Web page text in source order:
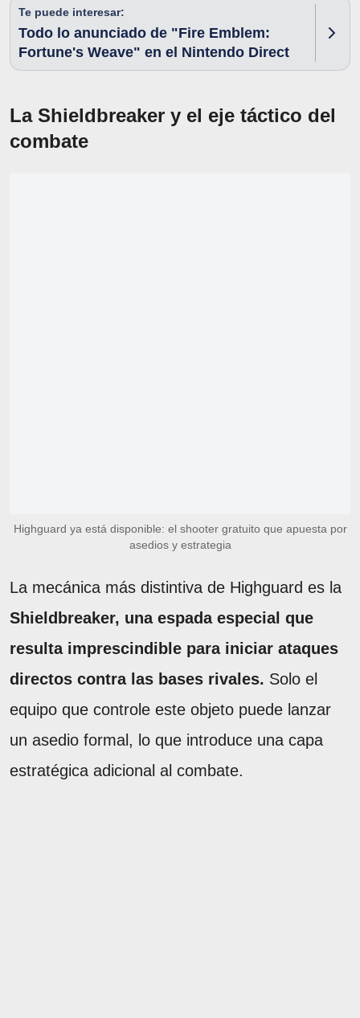
Te puede interesar:
Todo lo anunciado de "Fire Emblem:
Fortune's Weave" en el Nintendo Direct
La Shieldbreaker y el eje táctico del
combate
Highguard ya está disponible: el shooter gratuito que apuesta por
asedios y estrategia
La mecánica más distintiva de Highguard es la
Shieldbreaker, una espada especial que
resulta imprescindible para iniciar ataques
directos contra las bases rivales. Solo el
equipo que controle este objeto puede lanzar
un asedio formal, lo que introduce una capa
estratégica adicional al combate.